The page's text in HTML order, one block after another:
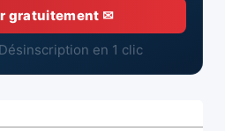
gratuitement ✉
en 1 clic